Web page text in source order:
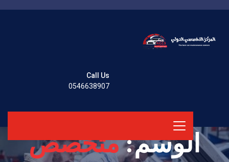
Call Us
0546638907
الوسم:متخصص